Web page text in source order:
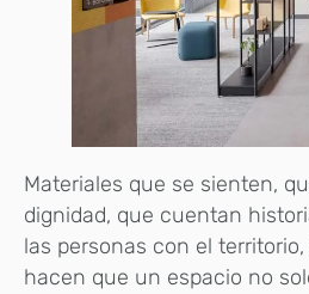
Materiales que se sienten,
dignidad, que cuentan
las personas con el
hacen que un espacio no